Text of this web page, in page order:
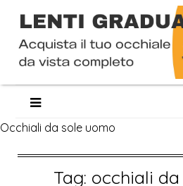
content
Occhiali da sole uomo
Tag: occhiali